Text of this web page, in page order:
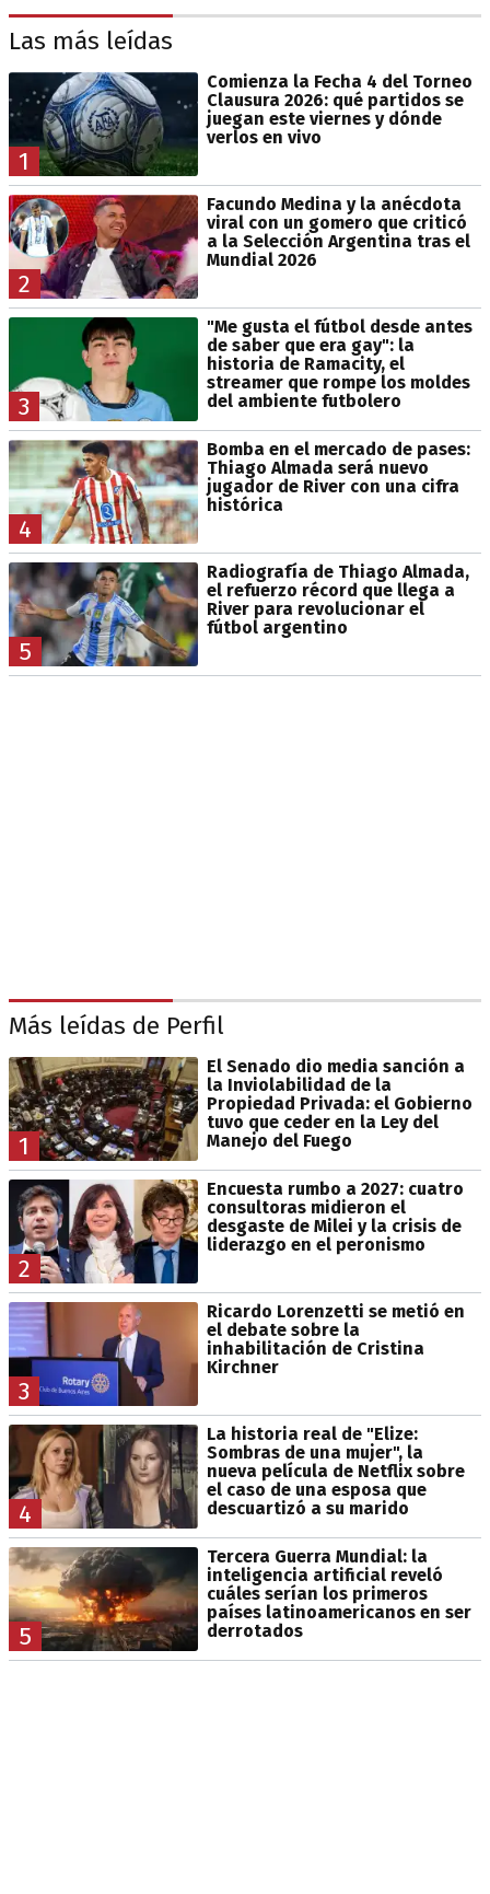
Las más leídas
1
Comienza la Fecha 4 del Torneo
Clausura 2026: qué partidos se
juegan este viernes y dónde
verlos en vivo
2
Facundo Medina y la anécdota
viral con un gomero que criticó
a la Selección Argentina tras el
Mundial 2026
3
"Me gusta el fútbol desde antes
de saber que era gay": la
historia de Ramacity, el
streamer que rompe los moldes
del ambiente futbolero
4
Bomba en el mercado de pases:
Thiago Almada será nuevo
jugador de River con una cifra
histórica
5
Radiografía de Thiago Almada,
el refuerzo récord que llega a
River para revolucionar el
fútbol argentino
Más leídas de Perfil
1
El Senado dio media sanción a
la Inviolabilidad de la
Propiedad Privada: el Gobierno
tuvo que ceder en la Ley del
Manejo del Fuego
2
Encuesta rumbo a 2027: cuatro
consultoras midieron el
desgaste de Milei y la crisis de
liderazgo en el peronismo
3
Ricardo Lorenzetti se metió en
el debate sobre la
inhabilitación de Cristina
Kirchner
4
La historia real de "Elize:
Sombras de una mujer", la
nueva película de Netflix sobre
el caso de una esposa que
descuartizó a su marido
5
Tercera Guerra Mundial: la
inteligencia artificial reveló
cuáles serían los primeros
países latinoamericanos en ser
derrotados